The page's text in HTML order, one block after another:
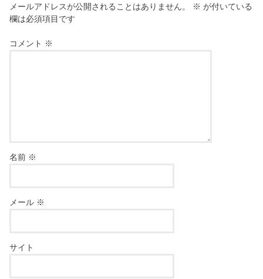
メールアドレスが公開されることはありません。 ※ が付いている
欄は必須項目です
コメント ※
名前 ※
メール ※
サイト